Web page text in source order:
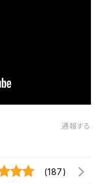
通報する
(187)